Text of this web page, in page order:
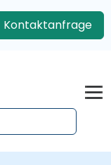
Kontaktanfrage